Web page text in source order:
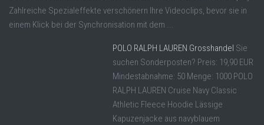
Zahlreiche Spezialeffekte verschönern Ihre Videoclips, bevor sie in
einem Klick bei der Synchronisation mit dem ...
POLO RALPH LAUREN Grosshandel Sie
suchen Sonderposten? Preis: 19,90 EUR
Mindestabnahme: 50 Menge: 1000 POLO
RALPH LAUREN Cruise Navy Classic
Athletic Fleece Hoodie Lässige
Kapuzenjacke aus navyblauem